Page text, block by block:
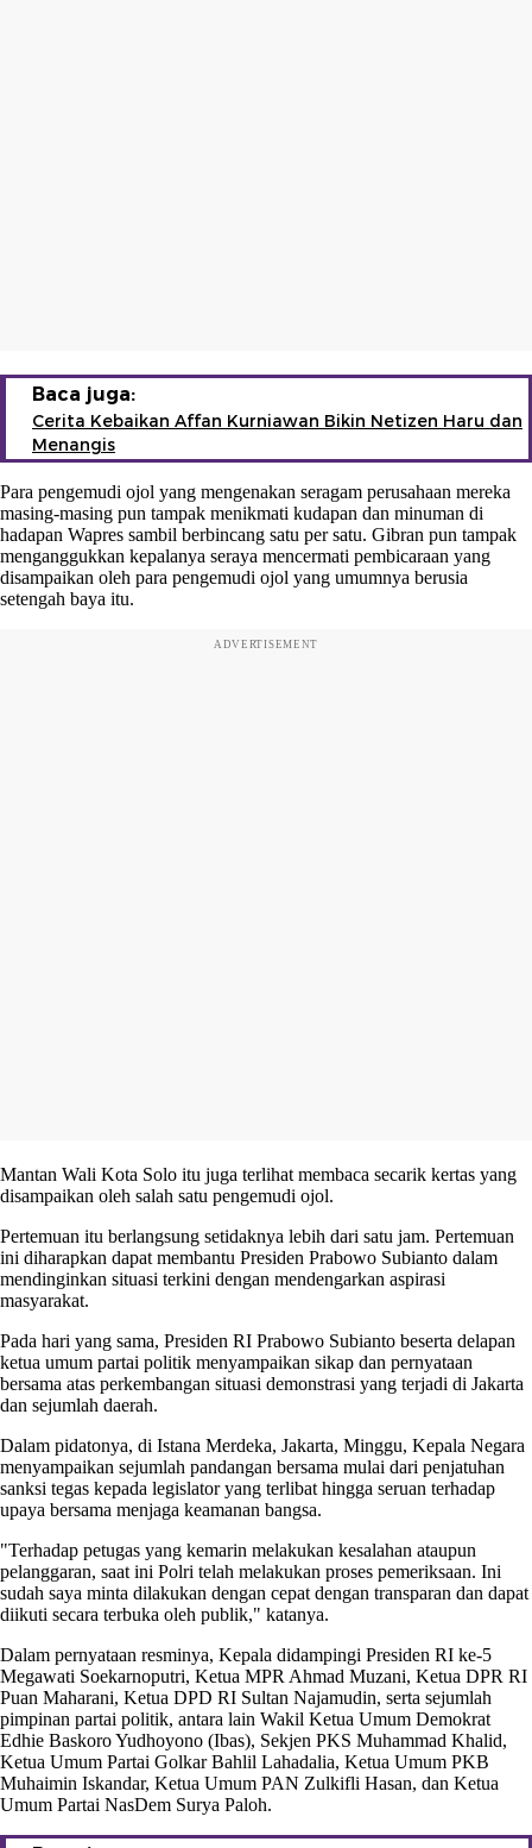
Baca juga:
Cerita Kebaikan Affan Kurniawan Bikin Netizen Haru dan
Menangis
Para pengemudi ojol yang mengenakan seragam perusahaan mereka
masing-masing pun tampak menikmati kudapan dan minuman di
hadapan Wapres sambil berbincang satu per satu. Gibran pun tampak
menganggukkan kepalanya seraya mencermati pembicaraan yang
disampaikan oleh para pengemudi ojol yang umumnya berusia
setengah baya itu.
ADVERTISEMENT
Mantan Wali Kota Solo itu juga terlihat membaca secarik kertas yang
disampaikan oleh salah satu pengemudi ojol.
Pertemuan itu berlangsung setidaknya lebih dari satu jam. Pertemuan
ini diharapkan dapat membantu Presiden Prabowo Subianto dalam
mendinginkan situasi terkini dengan mendengarkan aspirasi
masyarakat.
Pada hari yang sama, Presiden RI Prabowo Subianto beserta delapan
ketua umum partai politik menyampaikan sikap dan pernyataan
bersama atas perkembangan situasi demonstrasi yang terjadi di Jakarta
dan sejumlah daerah.
Dalam pidatonya, di Istana Merdeka, Jakarta, Minggu, Kepala Negara
menyampaikan sejumlah pandangan bersama mulai dari penjatuhan
sanksi tegas kepada legislator yang terlibat hingga seruan terhadap
upaya bersama menjaga keamanan bangsa.
"Terhadap petugas yang kemarin melakukan kesalahan ataupun
pelanggaran, saat ini Polri telah melakukan proses pemeriksaan. Ini
sudah saya minta dilakukan dengan cepat dengan transparan dan dapat
diikuti secara terbuka oleh publik," katanya.
Dalam pernyataan resminya, Kepala didampingi Presiden RI ke-5
Megawati Soekarnoputri, Ketua MPR Ahmad Muzani, Ketua DPR RI
Puan Maharani, Ketua DPD RI Sultan Najamudin, serta sejumlah
pimpinan partai politik, antara lain Wakil Ketua Umum Demokrat
Edhie Baskoro Yudhoyono (Ibas), Sekjen PKS Muhammad Khalid,
Ketua Umum Partai Golkar Bahlil Lahadalia, Ketua Umum PKB
Muhaimin Iskandar, Ketua Umum PAN Zulkifli Hasan, dan Ketua
Umum Partai NasDem Surya Paloh.